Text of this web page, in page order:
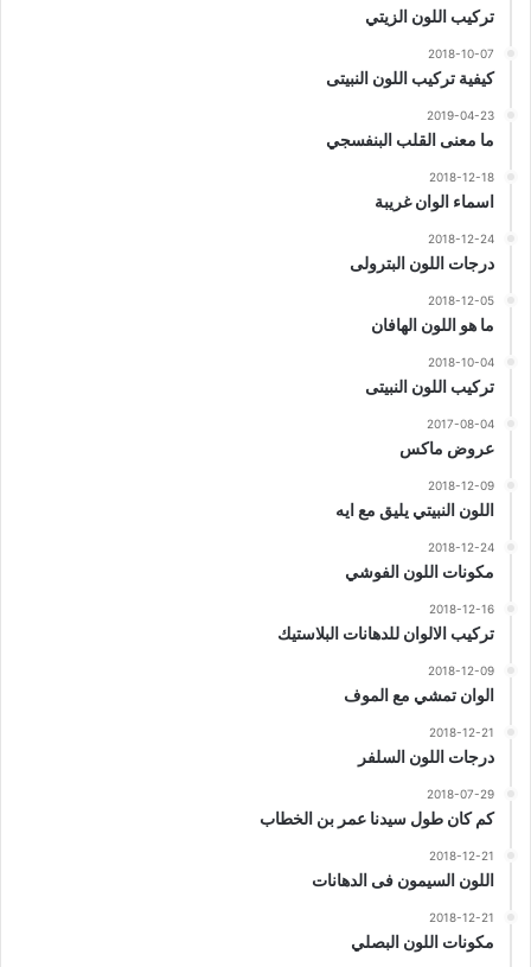
تركيب اللون الزيتي
2018-10-07
كيفية تركيب اللون النبيتى
2019-04-23
ما معنى القلب البنفسجي
2018-12-18
اسماء الوان غريبة
2018-12-24
درجات اللون البترولى
2018-12-05
ما هو اللون الهافان
2018-10-04
تركيب اللون النبيتى
2017-08-04
عروض ماكس
2018-12-09
اللون النبيتي يليق مع ايه
2018-12-24
مكونات اللون الفوشي
2018-12-16
تركيب الالوان للدهانات البلاستيك
2018-12-09
الوان تمشي مع الموف
2018-12-21
درجات اللون السلفر
2018-07-29
كم كان طول سيدنا عمر بن الخطاب
2018-12-21
اللون السيمون فى الدهانات
2018-12-21
مكونات اللون البصلي